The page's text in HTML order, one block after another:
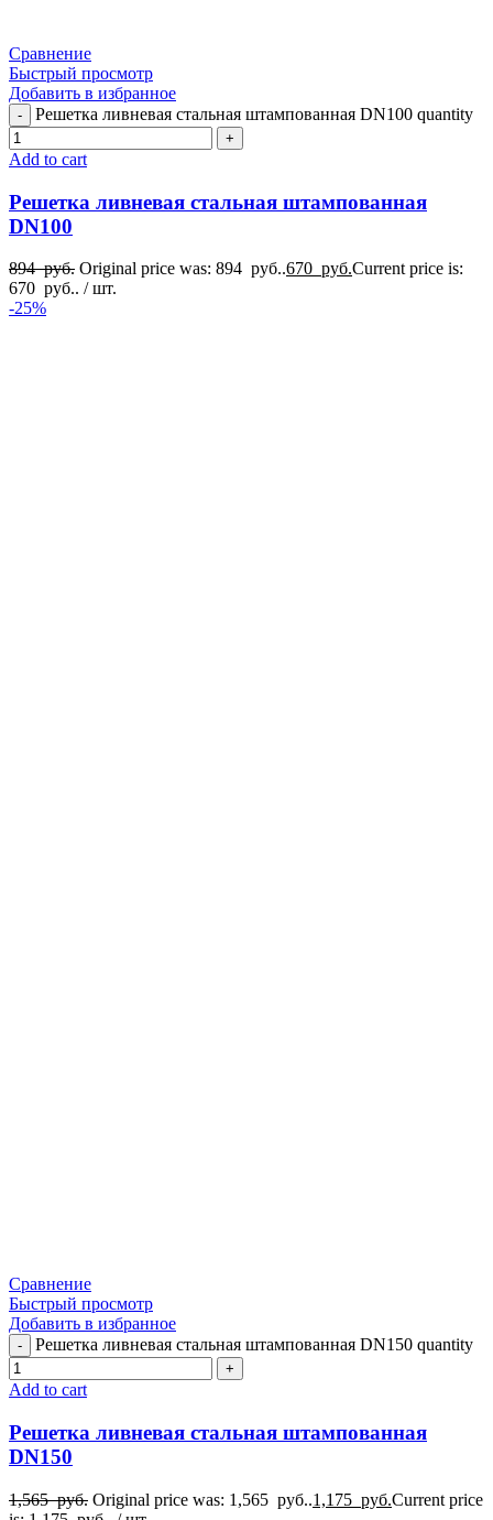
Сравнение
Быстрый просмотр
Добавить в избранное
Решетка ливневая стальная штампованная DN100 quantity
Add to cart
Решетка ливневая стальная штампованная
DN100
894руб. Original price was: 894 руб..670 руб.Current price is:
670 руб.. / шт.
-25%
Сравнение
Быстрый просмотр
Добавить в избранное
Решетка ливневая стальная штампованная DN150 quantity
Add to cart
Решетка ливневая стальная штампованная
DN150
1,565руб. Original price was: 1,565 руб..1,175 руб.Current price